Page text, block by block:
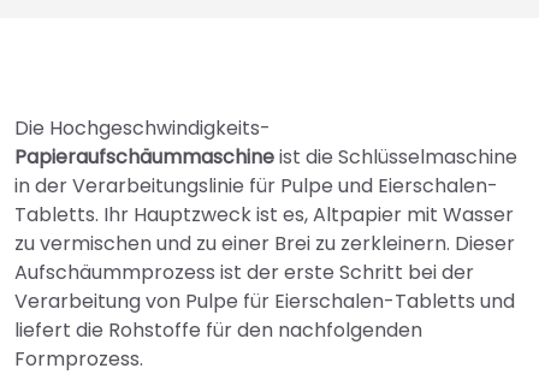
Die Hochgeschwindigkeits-
Papieraufschäummaschineist die Schlüsselmaschine
in der Verarbeitungslinie für Pulpe und Eierschalen-
Tabletts. Ihr Hauptzweck ist es, Altpapier mit Wasser
zu vermischen und zu einer Brei zu zerkleinern. Dieser
Aufschäummprozess ist der erste Schritt bei der
Verarbeitung von Pulpe für Eierschalen-Tabletts und
liefert die Rohstoffe für den nachfolgenden
Formprozess.